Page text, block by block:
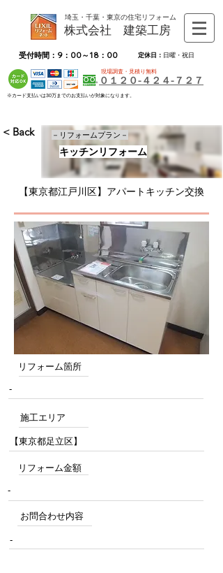
埼玉・千葉・東京の住宅リフォーム
株式会社 建築工房
受付時間：9：00～18：00 定休日： 日曜・祝日
現場調査・見積り無料
０１２０-４２４-７２７
※カード支払いは30万までのお支払いが対象になります。
< Back
キッチンリフォーム
－リフォームプラン－
【東京都江戸川区】アパートキッチン交換
リフォーム箇所
-
施工エリア
【東京都足立区】
リフォーム金額
-
お問合わせ内容
-